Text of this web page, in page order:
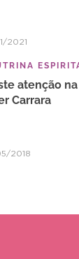
2021
atenção
Carrara
2018